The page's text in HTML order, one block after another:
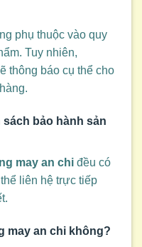
phụ thuộc vào quy
Tuy nhiên,
thông báo cụ thể cho
bảo hành sản
may an chi đều có
liên hệ trực tiếp
may an chi không?